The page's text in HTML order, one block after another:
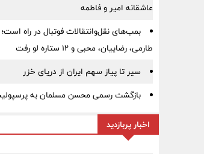
عاشقانه امیر و فاطمه
بمب‌های نقل‌وانتقالات فوتبال در راه
طارمی، رضاییان، محبی و ۱۲ ستاره لو رفت
سیر تا پیاز سهم ایران از دریای خزر
بازگشت رسمی محسن مسلمان به
اخبار پربازدید